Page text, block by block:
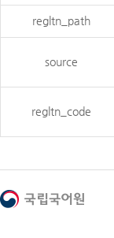
regltn_path
source
regltn_code